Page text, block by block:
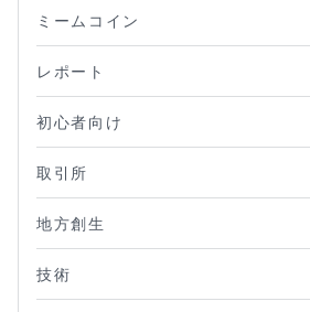
ミームコイン
レポート
初心者向け
取引所
地方創生
技術